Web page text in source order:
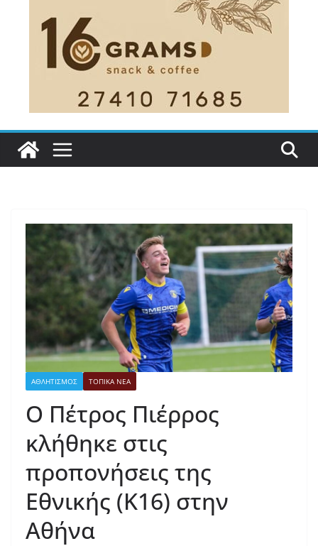
ΑΘΛΗΤΙΣΜΟΣ ΤΟΠΙΚΑ ΝΕΑ
Ο Πέτρος Πιέρρος
κλήθηκε στις
προπονήσεις της
Εθνικής (Κ16) στην
Αθήνα